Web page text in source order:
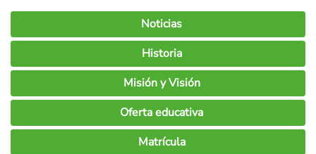
Noticias
Historia
Misión y Visión
Oferta educativa
Matrícula